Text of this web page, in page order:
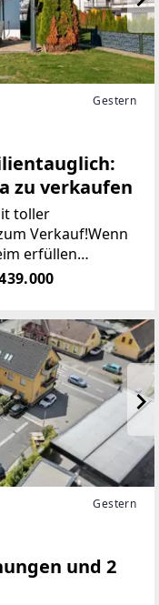
Gestern
zu verkaufen
toller
Verkauf!Wenn
erfüllen
Haus in
für Sie. Das
Gestern
und 2